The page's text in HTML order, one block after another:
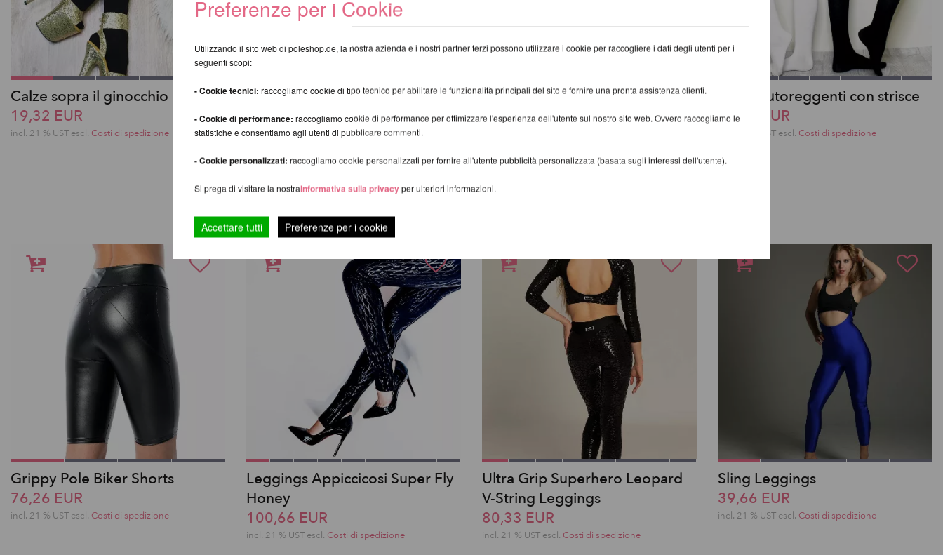
Calze sopra il ginocchio
19,32 EUR
incl. 21 % UST escl. Costi di spedizione
Melia Body Harness
42,71 EUR
incl. 21 % UST escl.Costi di spedizione
Calze sopra il ginocchio
scintillanti
Calze autoreggenti con strisce
19,32 EUR
incl. 21 % UST escl. Costi di spedizione
LEGGINGS
Grippy Pole Biker Shorts
76,26 EUR
incl. 21 % UST escl. Costi di spedizione
Leggings Appiccicosi Super Fly
Honey
100,66 EUR
incl. 21 % UST escl. Costi di spedizione
Ultra Grip Superhero Leopard
V-String Leggings
80,33 EUR
incl. 21 % UST escl. Costi di spedizione
Sling Leggings
39,66 EUR
incl. 21 % UST escl. Costi di spedizione
Preferenze per i Cookie
Utilizzando il sito web di poleshop.de, la nostra azienda e i nostri partner terzi possono utilizzare i cookie per raccogliere i dati degli utenti per i
seguenti scopi:
- Cookie tecnici: raccogliamo cookie di tipo tecnico per abilitare le funzionalità principali del sito e fornire una pronta assistenza clienti.
- Cookie di performance: raccogliamo cookie di performance per ottimizzare l'esperienza dell'utente sul nostro sito web. Ovvero raccogliamo le
statistiche e consentiamo agli utenti di pubblicare commenti.
- Cookie personalizzati: raccogliamo cookie personalizzati per fornire all'utente pubblicità personalizzata (basata sugli interessi dell'utente).
Si prega di visitare la nostraInformativa sulla privacy per ulteriori informazioni.
Accettare tutti Preferenze per i cookie